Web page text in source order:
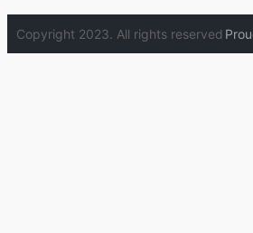
Copyright 2023. All rights reserved